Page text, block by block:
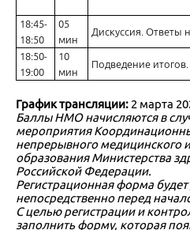
18:45-
18:50
05
мин
Дискуссия. Ответы
18:50-
19:00
10
мин
Подведение
График трансляции: 2 марта
Баллы НМО начисляются в
мероприятия
непрерывного медицинского
образования Министерства
Российской Федерации.
Регистрационная форма будет
непосредственно перед
С целью регистрации и
заполнить форму, которая